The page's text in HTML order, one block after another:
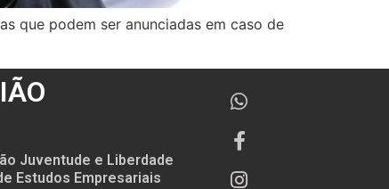
que podem ser anunciadas em caso de
Juventude e Liberdade
Estudos Empresariais